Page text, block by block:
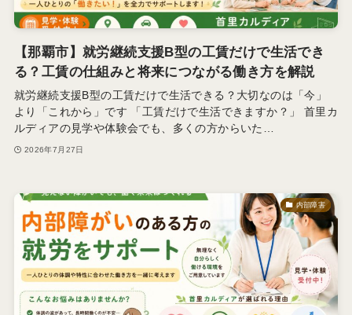
【那覇市】就労継続支援B型の工賃だけで生活でき
る？工賃の仕組みと将来につながる働き方を解説
就労継続支援B型の工賃だけで生活できる？大切なのは「今」
より「これから」です 「工賃だけで生活できますか？」 首里カ
ルディアの見学や体験会でも、多くの方からいた…
2026年7月27日
内部障害